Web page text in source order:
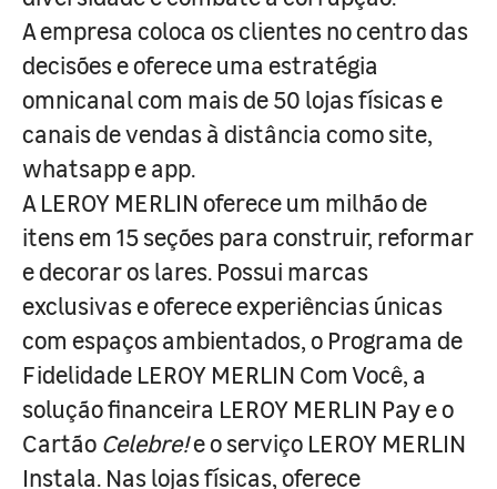
A empresa coloca os clientes no centro das
decisões e oferece uma estratégia
omnicanal com mais de 50 lojas físicas e
canais de vendas à distância como site,
whatsapp e app.
A LEROY MERLIN oferece um milhão de
itens em 15 seções para construir, reformar
e decorar os lares. Possui marcas
exclusivas e oferece experiências únicas
com espaços ambientados, o Programa de
Fidelidade LEROY MERLIN Com Você, a
solução financeira LEROY MERLIN Pay e o
Cartão Celebre!e o serviço LEROY MERLIN
Instala. Nas lojas físicas, oferece